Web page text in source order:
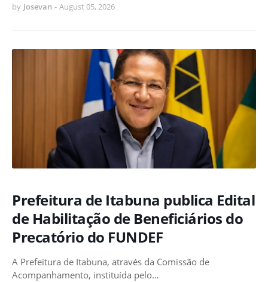
by Josevan - August 05, 2026
Prefeitura de Itabuna publica Edital
de Habilitação de Beneficiários do
Precatório do FUNDEF
A Prefeitura de Itabuna, através da Comissão de
Acompanhamento, instituída pelo…